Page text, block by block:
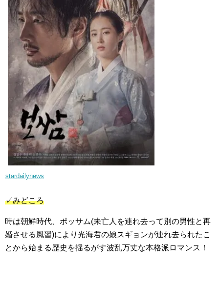
stardailynews
✓みどころ
時は朝鮮時代、ポッサム(未亡人を連れ去って別の男性と再
婚させる風習)により光海君の娘スギョンが連れ去られたこ
とから始まる歴史を揺るがす波乱万丈な本格派ロマンス！